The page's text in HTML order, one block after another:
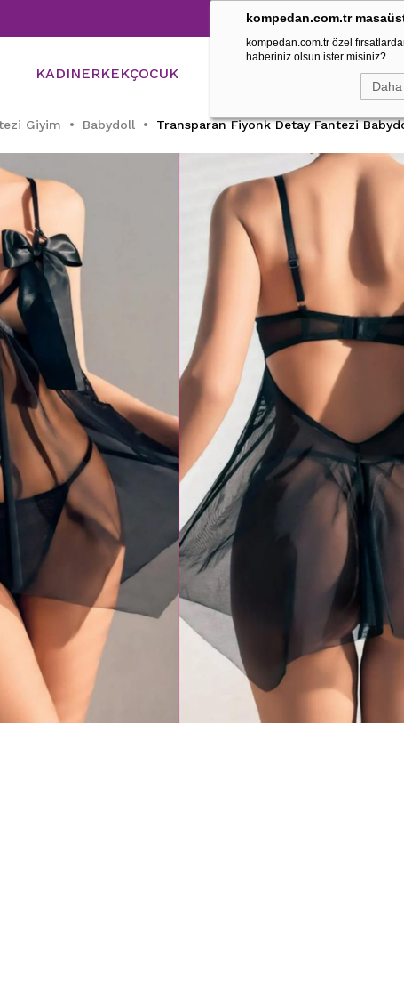
kompedan.com.tr
kompedan.com.tr özel
haberiniz olsun ister misiniz?
Tüm Pijama Takımlarında
KADINERKEKÇOCUK
Giyim Babydoll Transparan Fiyonk Detay Fantezi